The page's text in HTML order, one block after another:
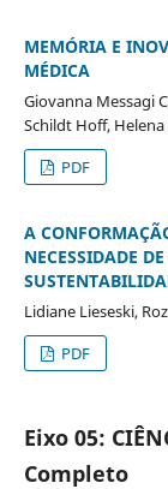
MEMÓRIA E
MÉDICA
Giovanna Messagi
Schildt Hoff,
PDF
A
NECESSIDADE
Lidiane Lieseski,
PDF
Eixo 05:
Completo